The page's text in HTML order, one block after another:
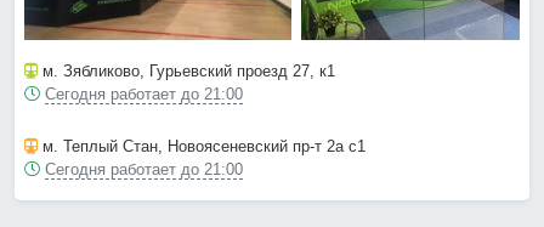
м. Зябликово, Гурьевский проезд 27, к1
Сегодня работает до 21:00
м. Теплый Стан, Новоясеневский пр-т 2а с1
Сегодня работает до 21:00